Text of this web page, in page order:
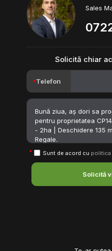
Sales
Solicită chiar
Telefon
Sunt de acord cu
Solicită